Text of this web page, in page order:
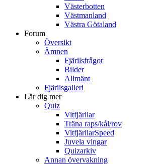
Västerbotten
Västmanland
Västra Götaland
Forum
Översikt
Ämnen
Fjärilsfrågor
Bilder
Allmänt
Fjärilsgalleri
Lär dig mer
Quiz
Vitfjärilar
Träna raps/kål/rov
VitfjärilarSpeed
Juvela vingar
Quizarkiv
Annan övervakning